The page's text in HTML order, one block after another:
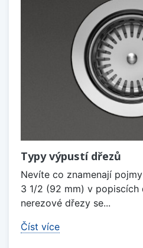
Typy výpustí dřezů
Nevíte co znamenají
3 1/2 (92 mm) v popiscích
nerezové dřezy se...
Číst více